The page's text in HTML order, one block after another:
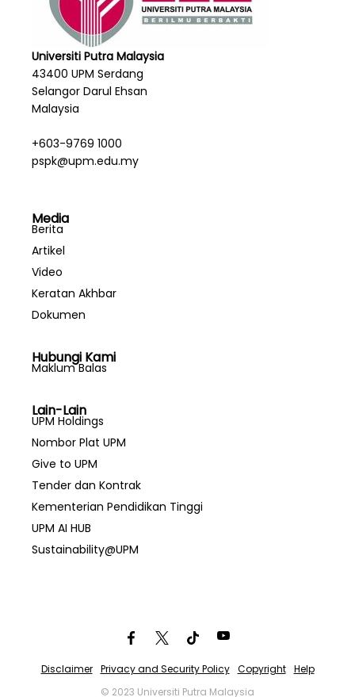
Universiti Putra Malaysia
43400 UPM Serdang
Selangor Darul Ehsan
Malaysia
+603-9769 1000
pspk@upm.edu.my
Media
Berita
Artikel
Video
Keratan Akhbar
Dokumen
Hubungi Kami
Maklum Balas
Lain-Lain
UPM Holdings
Nombor Plat UPM
Give to UPM
Tender dan Kontrak
Kementerian Pendidikan Tinggi
UPM AI HUB
Sustainability@UPM
Disclaimer Privacy and Security Policy Copyright
Help
© 2023 Universiti Putra Malaysia